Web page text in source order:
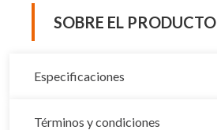
SOBRE EL PRODUCTO
Especificaciones
Términos y condiciones